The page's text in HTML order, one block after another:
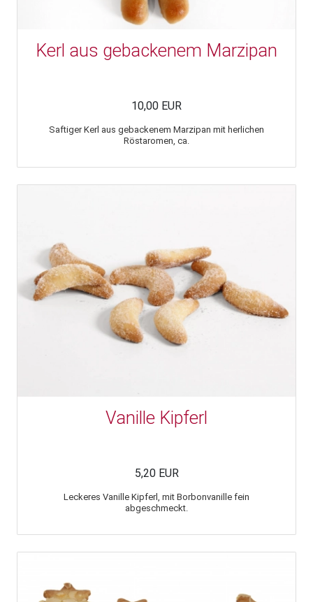
Kerl aus gebackenem Marzipan
10,00 EUR
Saftiger Kerl aus gebackenem Marzipan mit herlichen
Röstaromen, ca.
Vanille Kipferl
5,20 EUR
Leckeres Vanille Kipferl, mit Borbonvanille fein
abgeschmeckt.